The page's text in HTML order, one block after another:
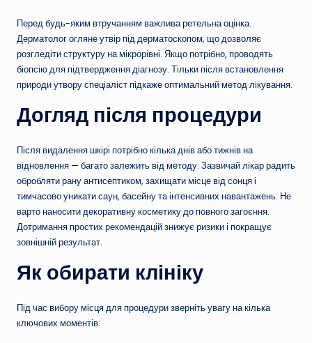
Перед будь-яким втручанням важлива ретельна оцінка.
Дерматолог огляне утвір під дерматоскопом, що дозволяє
розгледіти структуру на мікрорівні. Якщо потрібно, проводять
біопсію для підтвердження діагнозу. Тільки після встановлення
природи утвору спеціаліст підкаже оптимальний метод лікування.
Догляд після процедури
Після видалення шкірі потрібно кілька днів або тижнів на
відновлення — багато залежить від методу. Зазвичай лікар радить
обробляти рану антисептиком, захищати місце від сонця і
тимчасово уникати саун, басейну та інтенсивних навантажень. Не
варто наносити декоративну косметику до повного загоєння.
Дотримання простих рекомендацій знижує ризики і покращує
зовнішній результат.
Як обирати клініку
Під час вибору місця для процедури зверніть увагу на кілька
ключових моментів: